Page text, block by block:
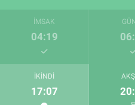
İMSAK
04:19
İKINDI
17:07